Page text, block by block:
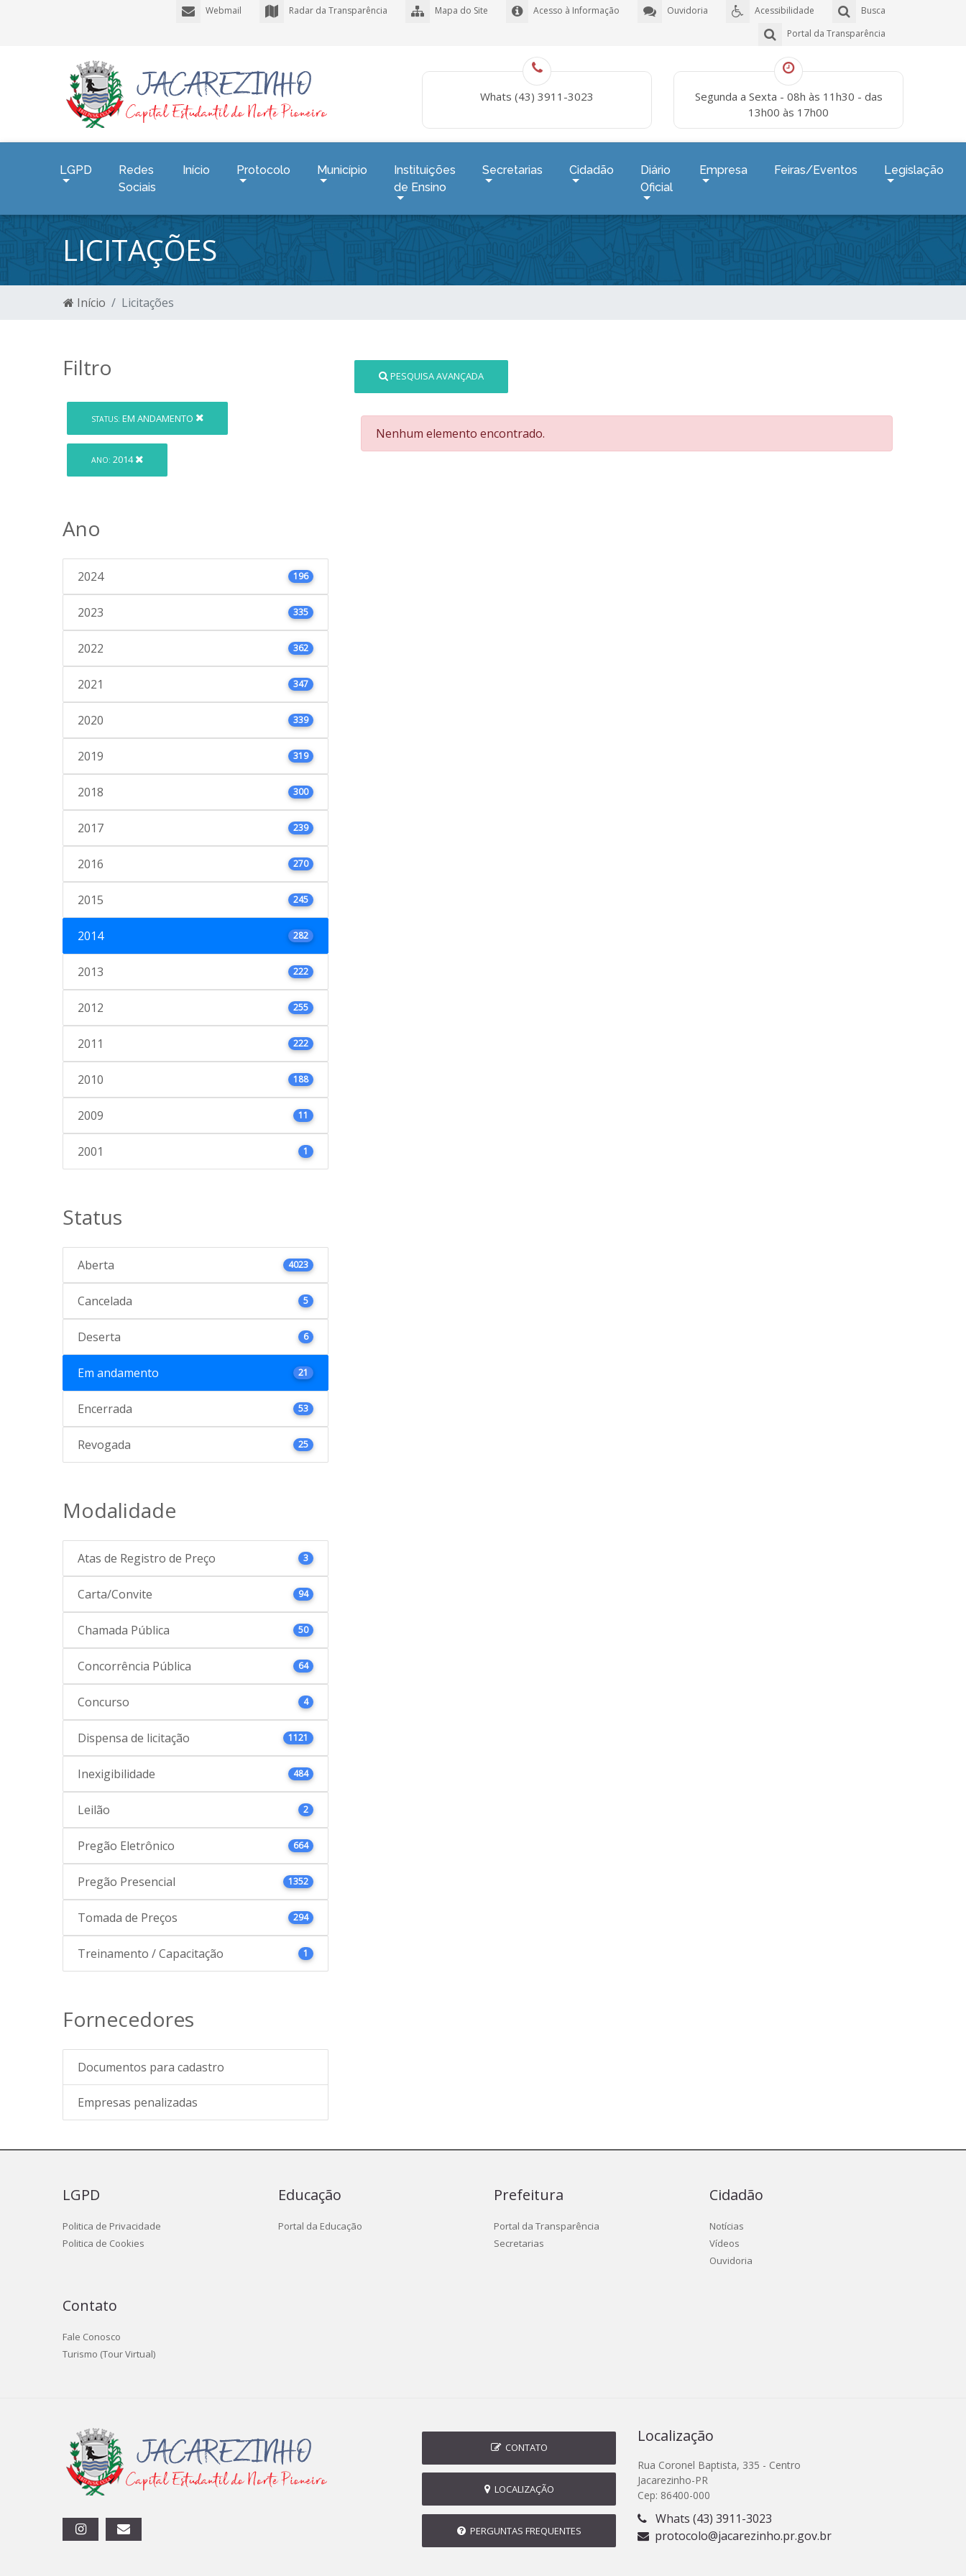
Busca
Acessibilidade
Ouvidoria
Acesso à Informação
Mapa do Site
Radar da Transparência
Webmail
Portal da Transparência
Whats (43) 3911-3023
Segunda a Sexta - 08h às 11h30 - das
13h00 às 17h00
LGPD
Redes
Sociais
Início Protocolo Município
Instituições
de Ensino
Secretarias Cidadão
Diário
Oficial
Empresa Feiras/Eventos Legislação
LICITAÇÕES
Início Licitações
Filtro
STATUS: EM ANDAMENTO
ANO: 2014
Ano
2024 196
2023 335
2022 362
2021 347
2020 339
2019 319
2018 300
2017 239
2016 270
2015 245
2014 282
2013 222
2012 255
2011 222
2010 188
2009 11
2001 1
Status
Aberta 4023
Cancelada 5
Deserta 6
Em andamento 21
Encerrada 53
Revogada 25
Modalidade
Atas de Registro de Preço 3
Carta/Convite 94
Chamada Pública 50
Concorrência Pública 64
Concurso 4
Dispensa de licitação 1121
Inexigibilidade 484
Leilão 2
Pregão Eletrônico 664
Pregão Presencial 1352
Tomada de Preços 294
Treinamento / Capacitação 1
Fornecedores
Documentos para cadastro
Empresas penalizadas
PESQUISA AVANÇADA
Nenhum elemento encontrado.
LGPD
Politica de Privacidade
Politica de Cookies
Educação
Portal da Educação
Prefeitura
Portal da Transparência
Secretarias
Cidadão
Notícias
Vídeos
Ouvidoria
Contato
Fale Conosco
Turismo (Tour Virtual)
CONTATO
LOCALIZAÇÃO
PERGUNTAS FREQUENTES
Localização
Rua Coronel Baptista, 335 - Centro
Jacarezinho-PR
Cep: 86400-000
Whats (43) 3911-3023
protocolo@jacarezinho.pr.gov.br